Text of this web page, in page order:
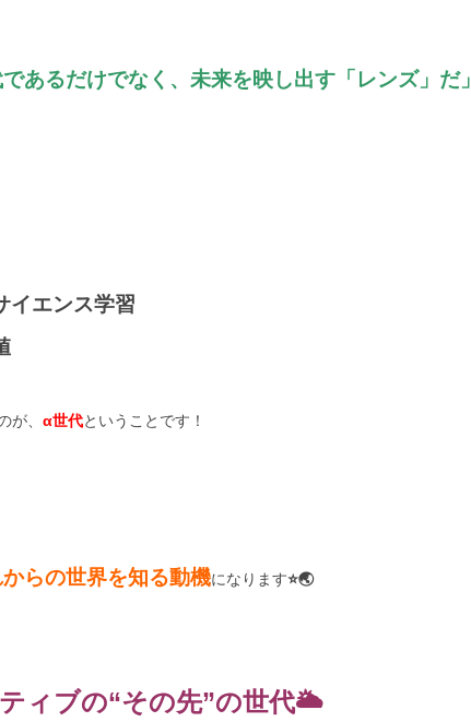
あるだけでなく、未来を映し出す「レンズ」だ」
イエンス学習
が、 α世代ということです！
らの世界を知る動機になります⭐️🌏
ィブの“その先”の世代🌥️